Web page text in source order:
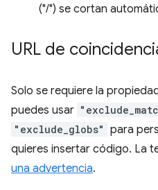
("/") se cortan
URL de
Solo se requiere la
puedes usar
"exclude_globs" para
quieres insertar código. La
una advertencia.